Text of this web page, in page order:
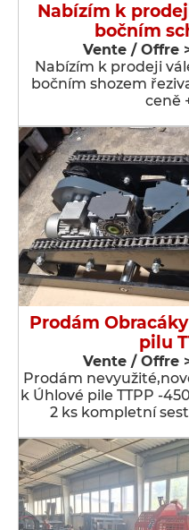
Nabízím k
bočním
Vente / Offre
Nabízím k prodeji
bočním shozem
ceně
Prodám
pilu
Vente / Offre
Prodám
k Úhlové pile TTPP -
2 ks kompletní